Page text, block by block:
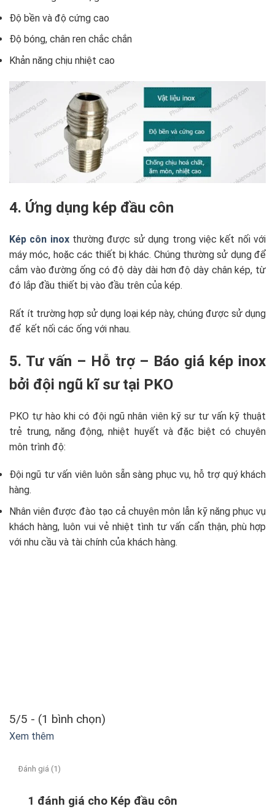
Độ bền và độ cứng cao
Độ bóng, chân ren chắc chắn
Khản năng chịu nhiệt cao
4. Ứng dụng kép đầu côn
Kép côn inoxthường được sử dụng trong việc kết nối với
máy móc, hoặc các thiết bị khác. Chúng thường sử dụng để
cắm vào đường ống có độ dày dài hơn độ dày chân kép, từ
đó lắp đầu thiết bị vào đầu trên của kép.
Rất ít trường hợp sử dụng loại kép này, chúng được sử dụng
để kết nối các ống với nhau.
5. Tư vấn – Hỗ trợ – Báo giá kép inox
bởi đội ngũ kĩ sư tại PKO
PKO tự hào khi có đội ngũ nhân viên kỹ sư tư vấn kỹ thuật
trẻ trung, năng động, nhiệt huyết và đặc biệt có chuyên
môn trình độ:
Đội ngũ tư vấn viên luôn sẵn sàng phục vụ, hỗ trợ quý khách
hàng.
Nhân viên được đào tạo cả chuyên môn lẫn kỹ năng phục vụ
khách hàng, luôn vui vẻ nhiệt tình tư vấn cẩn thận, phù hợp
với nhu cầu và tài chính của khách hàng.
5/5 - (1 bình chọn)
Xem thêm
Đánh giá (1)
1 đánh giá cho Kép đầu côn